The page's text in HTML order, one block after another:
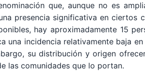
que, aunque no es
presencia significativa en ciertos
hay aproximadamente 15
una incidencia relativamente baja
su distribución y origen
las comunidades que lo portan.